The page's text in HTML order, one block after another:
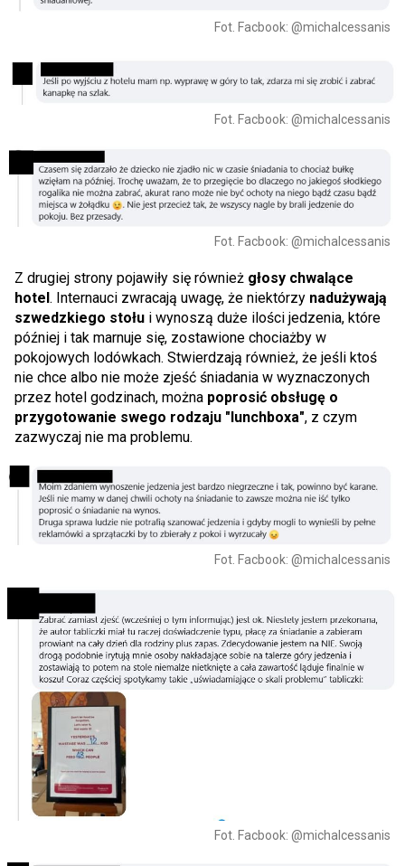
Fot. Facbook: @michalcessanis
Fot. Facbook: @michalcessanis
Fot. Facbook: @michalcessanis
Z drugiej strony pojawiły się również głosy chwalące
hotel. Internauci zwracają uwagę, że niektórzy nadużywają
szwedzkiego stołu i wynoszą duże ilości jedzenia, które
później i tak marnuje się, zostawione chociażby w
pokojowych lodówkach. Stwierdzają również, że jeśli ktoś
nie chce albo nie może zjeść śniadania w wyznaczonych
przez hotel godzinach, można poprosić obsługę o
przygotowanie swego rodzaju "lunchboxa", z czym
zazwyczaj nie ma problemu.
Fot. Facbook: @michalcessanis
Fot. Facbook: @michalcessanis